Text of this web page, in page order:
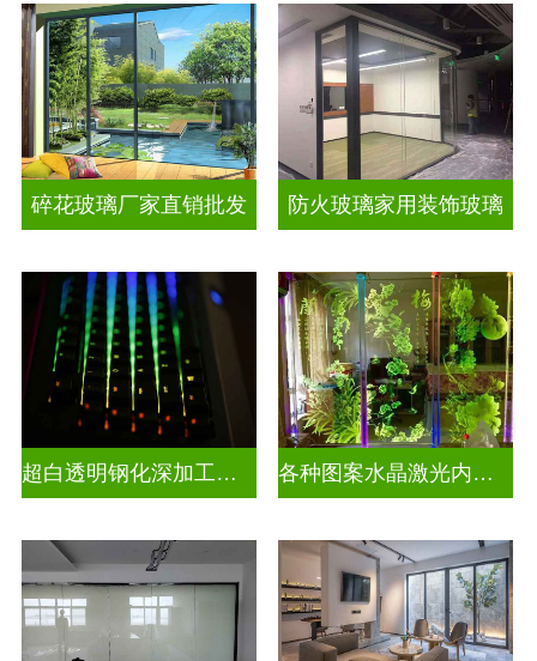
碎花玻璃厂家直销批发 防火玻璃家用装饰玻璃
超白透明钢化深加工激光内雕屏风 各种图案水晶激光内雕发光艺术玻璃